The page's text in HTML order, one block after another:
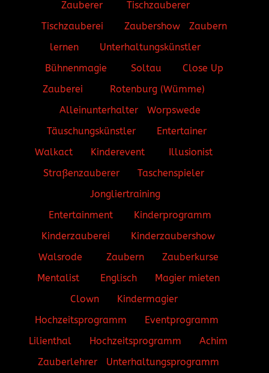
Zauberer
Tischzauberer
Tischzauberei
Zaubershow
Zaubern
lernen
Unterhaltungskünstler
Bühnenmagie
Soltau
Close Up
Zauberei
Rotenburg (Wümme)
Alleinunterhalter
Worpswede
Täuschungskünstler
Entertainer
Walkact
Kinderevent
Illusionist
Straßenzauberer
Taschenspieler
Jongliertraining
Entertainment
Kinderprogramm
Kinderzauberei
Kinderzaubershow
Walsrode
Zaubern
Zauberkurse
Mentalist
Englisch
Magier mieten
Clown
Kindermagier
Hochzeitsprogramm
Eventprogramm
Lilienthal
Hochzeitsprogramm
Achim
Zauberlehrer
Unterhaltungsprogramm